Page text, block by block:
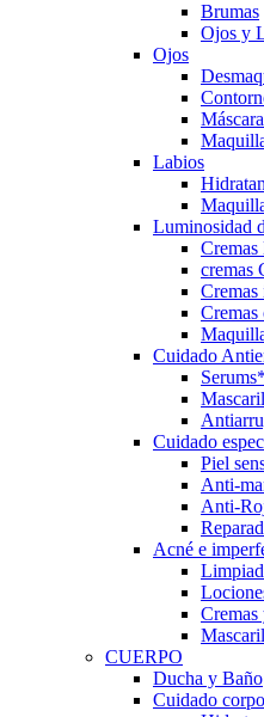
Brumas
Ojos y
Ojos
Labios
Luminosidad
Cremas
cremas
Cuidado
Serums*
Cuidado
Piel
Anti-
Anti-
Acné e
Cremas
CUERPO
Ducha y Baño
Cuidado